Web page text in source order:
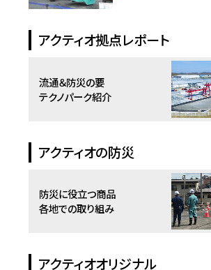
アクティオ拠点レポート
流通＆防災の要
テクノパーク紹介
アクティオの防災
防災に役立つ商品
各地での取り組み
アクティオオリジナル